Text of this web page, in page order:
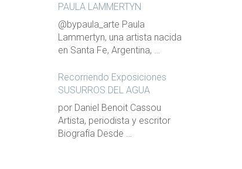
PAULA LAMMERTYN
@bypaula_arte Paula
Lammertyn, una artista nacida
en Santa Fe, Argentina, …
Recorriendo Exposiciones
SUSURROS DEL AGUA
por Daniel Benoit Cassou
Artista, periodista y escritor
Biografía Desde …